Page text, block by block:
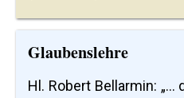
Glaubenslehre
Hl. Robert Bellarmin: